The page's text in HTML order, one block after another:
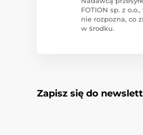
FOTION sp. z
nie rozpozna, co
w środku.
Zapisz się do